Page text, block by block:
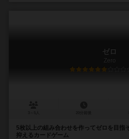
ゼロ
Zero
5枚以上の組み合わせを作ってゼロを目指
抑えるカードゲーム